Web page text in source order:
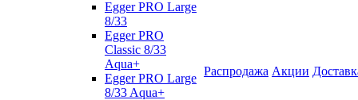
Egger PRO Large
8/33
Egger PRO
Classic 8/33
Aqua+
Egger PRO Large
8/33 Aqua+
Распродажа Акции